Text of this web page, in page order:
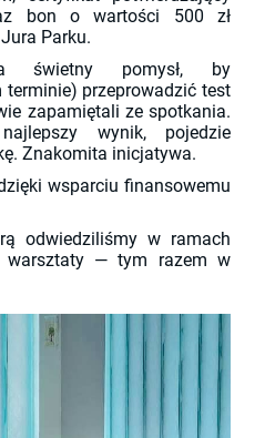
bon o wartości 500 zł
Parku.
świetny pomysł, by
przeprowadzić test
zapamiętali ze spotkania.
wynik, pojedzie
Znakomita inicjatywa.
wsparciu finansowemu
odwiedziliśmy w ramach
warsztaty — tym razem w